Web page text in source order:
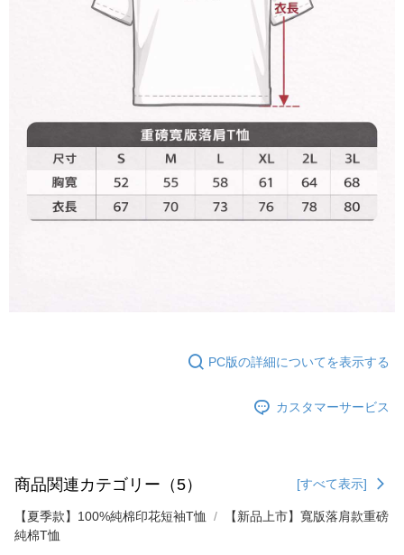
https://aftee.tw/privacypolicy/
AFTEEの初回ご利用の際に、審査を通過すれば、最高額がNT$10,000にな
納金が加算されます。未成年の利用者は、事前に法定代理人または後見人
の同意を得ればAFTEEをご利用いただけます。
個人情報の処理、利用について疑問がある、または関連する法律の権利を
行使したい場合は、ネットプロテクションズcs_tw@netprotections.co.jp
にご連絡ください。上記に示した個人情報を、必要な購入注文書とあわせ
理、利用を許可することににご同意いただけない場合は、当サービスを選
択しないでください。
PC版の詳細についてを表示する
カスタマーサービス
商品関連カテゴリー（5） [すべて表示]
【夏季款】100%純棉印花短袖T恤
【新品上市】寬版落肩款重磅
純棉T恤